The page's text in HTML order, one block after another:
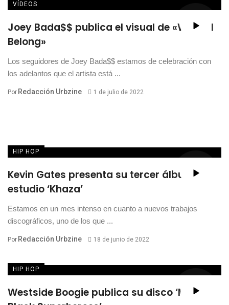
VÍDEOS
Joey Bada$$ publica el visual de «Where I
Belong»
Los seguidores de Joey Bada$$ estamos de celebración con
los adelantos que el artista está ...
Por Redacción Urbzine 1 de julio de 2022
HIP HOP
Kevin Gates presenta su tercer álbum de
estudio ‘Khaza’
Estamos en un mes intenso en cuanto a nuevos trabajos
discográficos, uno de los que ...
Por Redacción Urbzine 18 de junio de 2022
HIP HOP
Westside Boogie publica su disco ‘More